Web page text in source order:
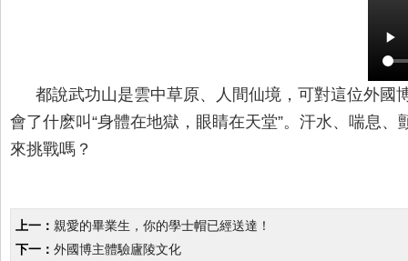
都說武功山是雲中草原、人間仙境，可對這位外國
會了什麽叫“身體在地獄，眼睛在天堂”。汗水、喘息
來挑戰嗎？
上一： 親愛的畢業生，你的學士帽已經送達！
下一： 外國博主體驗廬陵文化